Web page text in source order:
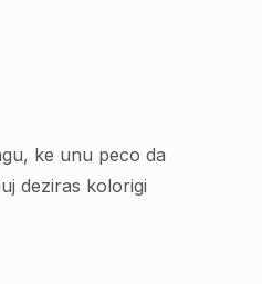
ke unu peco da
deziras kolorigi